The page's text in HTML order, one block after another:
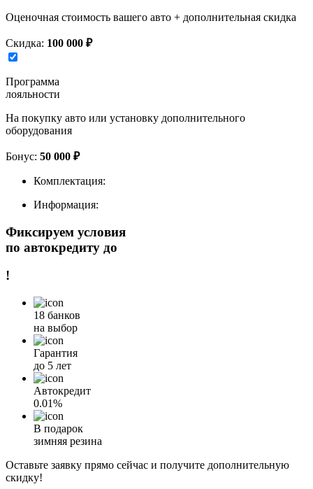
Оценочная стоимость вашего авто + дополнительная скидка
Скидка: 100 000 ₽
Программа
лояльности
На покупку авто или установку дополнительного
оборудования
Бонус: 50 000 ₽
Комплектация:
Информация:
Фиксируем условия
по автокредиту до
!
18 банков
на выбор
Гарантия
до 5 лет
Автокредит
0.01%
В подарок
зимняя резина
Оставьте заявку прямо сейчас и получите дополнительную
скидку!